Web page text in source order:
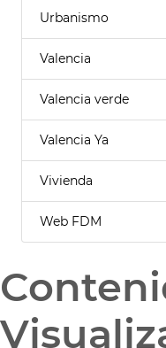
Urbanismo
Valencia
Valencia verde
Valencia Ya
Vivienda
Web FDM